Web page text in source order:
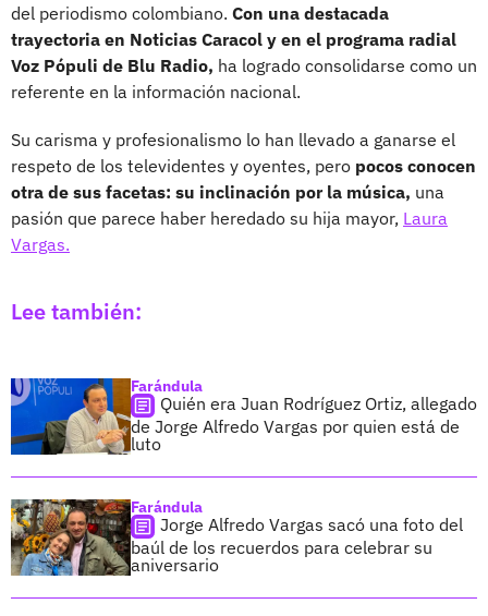
del periodismo colombiano. Con una destacada
trayectoria en Noticias Caracol y en el programa radial
Voz Pópuli de Blu Radio, ha logrado consolidarse como un
referente en la información nacional.
Su carisma y profesionalismo lo han llevado a ganarse el
respeto de los televidentes y oyentes, pero pocos conocen
otra de sus facetas: su inclinación por la música, una
pasión que parece haber heredado su hija mayor, Laura
Vargas.
Lee también:
Farándula
Quién era Juan Rodríguez Ortiz, allegado
de Jorge Alfredo Vargas por quien está de
luto
Farándula
Jorge Alfredo Vargas sacó una foto del
baúl de los recuerdos para celebrar su
aniversario